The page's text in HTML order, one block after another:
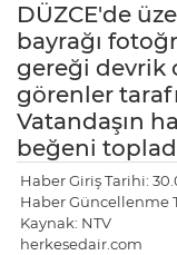
DÜZCE'de
bayrağı
gereği devrik
görenler
Vatandaşın
beğeni
Haber Giriş Tarihi:
Haber Güncellenme
Kaynak: NTV
herkesedair.com